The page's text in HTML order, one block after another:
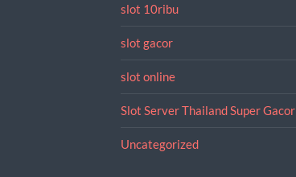
slot 10ribu
slot gacor
slot online
Slot Server Thailand Super Gacor
Uncategorized